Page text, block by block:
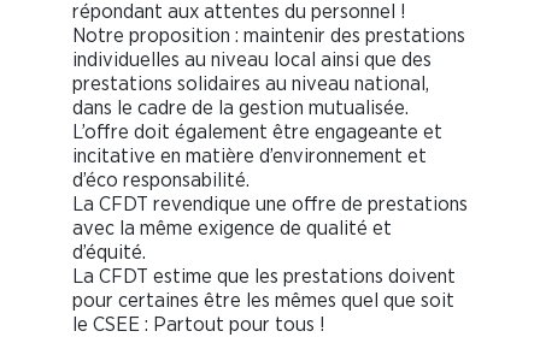
répondant aux attentes du personnel !
Notre proposition : maintenir des prestations
individuelles au niveau local ainsi que des
prestations solidaires au niveau national,
dans le cadre de la gestion mutualisée.
L’offre doit également être engageante et
incitative en matière d’environnement et
d’éco responsabilité.
La CFDT revendique une offre de prestations
avec la même exigence de qualité et
d’équité.
La CFDT estime que les prestations doivent
pour certaines être les mêmes quel que soit
le CSEE : Partout pour tous !